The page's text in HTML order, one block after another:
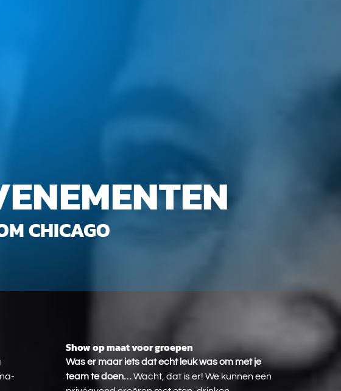
CHICAGO
Show
op
maat
Show op maat voor groepen
Was er maar iets dat echt leuk was om met je
team te doen…Wacht, dat is er! We kunnen een